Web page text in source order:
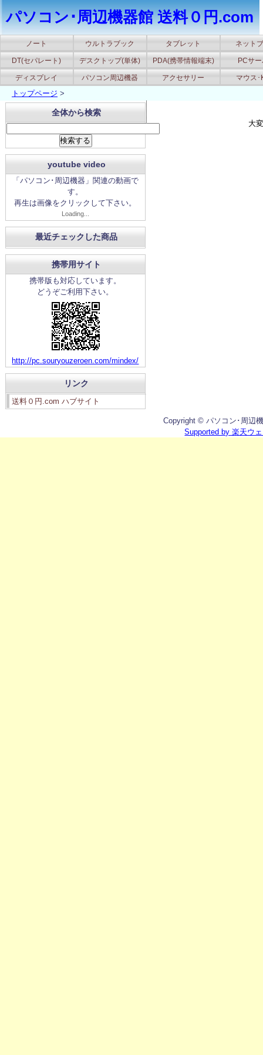
パソコン･周辺機器館 送料０円.com
ノート ウルトラブック タブレット ネット
DT(セパレート) デスクトップ(単体) PDA(携帯情報端末) PCサ
ディスプレイ パソコン周辺機器 アクセサリー マウス･
トップページ >
大
全体から検索
youtube video
「パソコン･周辺機器」関連の動画で
す。
再生は画像をクリックして下さい。
Loading...
最近チェックした商品
携帯用サイト
携帯版も対応しています。
どうぞご利用下さい。
http://pc.souryouzeroen.com/mindex/
リンク
送料０円.com ハブサイト
Copyright © パソコン･周辺
Supported by 楽天ウ